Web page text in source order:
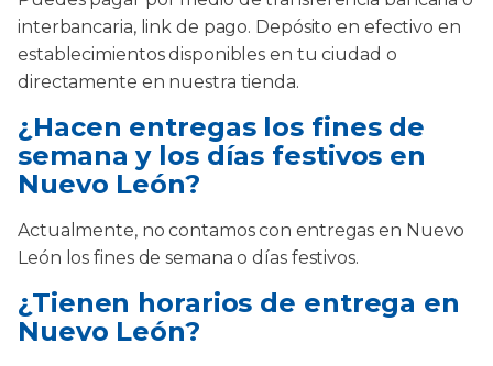
interbancaria, link de pago. Depósito en efectivo en
establecimientos disponibles en tu ciudad o
directamente en nuestra tienda.
¿Hacen entregas los fines de
semana y los días festivos en
Nuevo León?
Actualmente, no contamos con entregas en Nuevo
León los fines de semana o días festivos.
¿Tienen horarios de entrega en
Nuevo León?